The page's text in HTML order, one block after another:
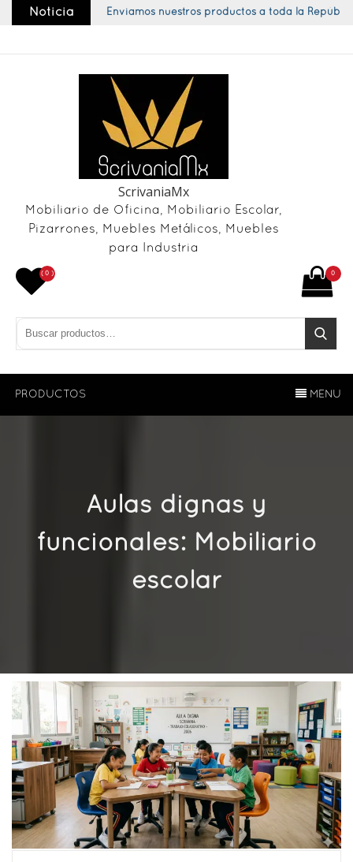
Noticia Enviamos nuestros productos a toda la
ScrivaniaMx
Mobiliario de Oficina, Mobiliario Escolar,
Pizarrones, Muebles Metálicos, Muebles
para Industria
Buscar por:
Buscar
0
( 0 )
PRODUCTOS MENU
Aulas dignas y
funcionales: Mobiliario
escolar